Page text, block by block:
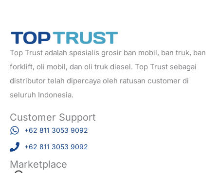
Top Trust adalah spesialis grosir ban mobil, ban truk, ban
forklift, oli mobil, dan oli truk diesel. Top Trust sebagai
distributor telah dipercaya oleh ratusan customer di
seluruh Indonesia.
Customer Support
+62 811 3053 9092
+62 811 3053 9092
Marketplace